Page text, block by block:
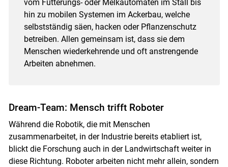
vom Fütterungs- oder Melkautomaten im Stall bis
hin zu mobilen Systemen im Ackerbau, welche
selbstständig säen, hacken oder Pflanzenschutz
betreiben. Allen gemeinsam ist, dass sie dem
Menschen wiederkehrende und oft anstrengende
Arbeiten abnehmen.
Dream-Team: Mensch trifft Roboter
Während die Robotik, die mit Menschen
zusammenarbeitet, in der Industrie bereits etabliert ist,
blickt die Forschung auch in der Landwirtschaft weiter in
diese Richtung. Roboter arbeiten nicht mehr allein, sondern